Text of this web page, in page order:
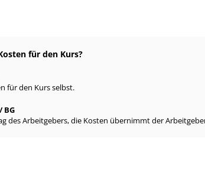
für den Kurs?
für den Kurs selbst.
BG
des Arbeitgebers, die Kosten übernimmt der